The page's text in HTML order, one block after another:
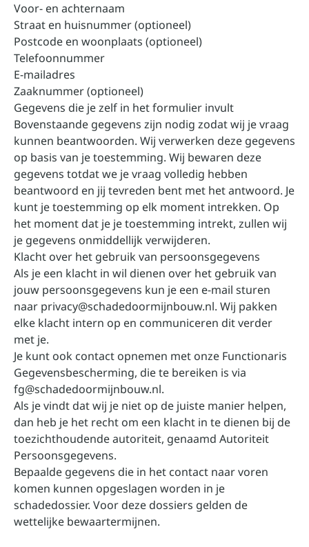
Voor- en achternaam
Straat en huisnummer (optioneel)
Postcode en woonplaats (optioneel)
Telefoonnummer
E-mailadres
Zaaknummer (optioneel)
Gegevens die je zelf in het formulier invult
Bovenstaande gegevens zijn nodig zodat wij je vraag
kunnen beantwoorden. Wij verwerken deze gegevens
op basis van je toestemming. Wij bewaren deze
gegevens totdat we je vraag volledig hebben
beantwoord en jij tevreden bent met het antwoord. Je
kunt je toestemming op elk moment intrekken. Op
het moment dat je je toestemming intrekt, zullen wij
je gegevens onmiddellijk verwijderen.
Klacht over het gebruik van persoonsgegevens
Als je een klacht in wil dienen over het gebruik van
jouw persoonsgegevens kun je een e-mail sturen
naar privacy@schadedoormijnbouw.nl. Wij pakken
elke klacht intern op en communiceren dit verder
met je.
Je kunt ook contact opnemen met onze Functionaris
Gegevensbescherming, die te bereiken is via
fg@schadedoormijnbouw.nl.
Als je vindt dat wij je niet op de juiste manier helpen,
dan heb je het recht om een klacht in te dienen bij de
toezichthoudende autoriteit, genaamd Autoriteit
Persoonsgegevens.
Bepaalde gegevens die in het contact naar voren
komen kunnen opgeslagen worden in je
schadedossier. Voor deze dossiers gelden de
wettelijke bewaartermijnen.